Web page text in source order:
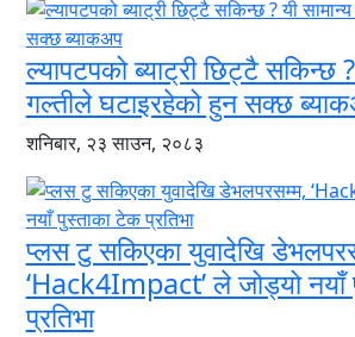
ल्यापटपको ब्याट्री छिट्टै सकिन्छ
गल्तीले घटाइरहेको हुन सक्छ
शनिबार, २३ साउन, २०८३
प्लस टु सकिएका युवादेखि
‘Hack4Impact’ ले जोड्यो नयाँ
प्रतिभा